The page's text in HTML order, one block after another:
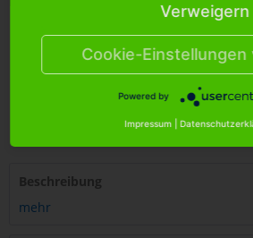
250255
Beschreibung
mehr
Verweigern
Cookie-Einstellungen
Powered by
Impressum